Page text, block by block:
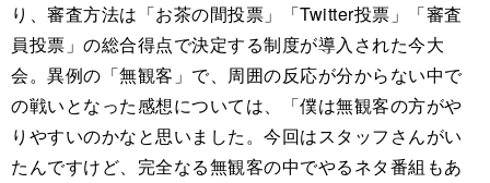
り、審査方法は「お茶の間投票」「Twitter投票」「審査
員投票」の総合得点で決定する制度が導入された今大
会。異例の「無観客」で、周囲の反応が分からない中で
の戦いとなった感想については、「僕は無観客の方がや
りやすいのかなと思いました。今回はスタッフさんがい
たんですけど、完全なる無観客の中でやるネタ番組もあ